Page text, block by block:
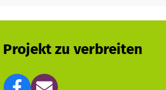
konkrete Schritte zu
zu verbreiten